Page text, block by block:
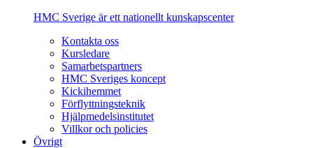
HMC Sverige är ett nationellt kunskapscenter
Kontakta oss
Kursledare
Samarbetspartners
HMC Sveriges koncept
Kickihemmet
Förflyttningsteknik
Hjälpmedelsinstitutet
Villkor och policies
Övrigt